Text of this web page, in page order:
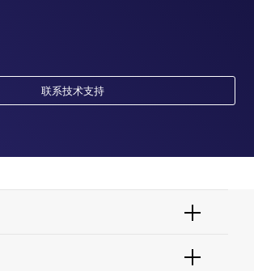
联系技术支持